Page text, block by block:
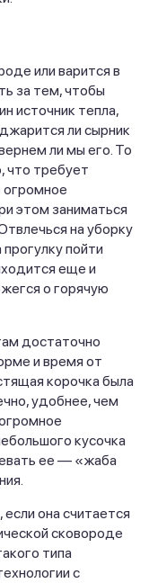
или варится в
за тем, чтобы
источник тепла,
ли сырник
ли мы его. То
что требует
огромное
этом заниматься
на уборку
пойти
еще и
о горячую
достаточно
и время от
корочка была
удобнее, чем
кусочка
ее — «жаба
она считается
сковороде
типа
с